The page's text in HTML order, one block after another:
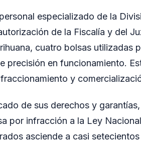
especializado de la
de la Fiscalía y del
cuatro bolsas utilizadas
precisión en funcionamiento.
y
de sus derechos y
por infracción a la Ley
asciende a casi